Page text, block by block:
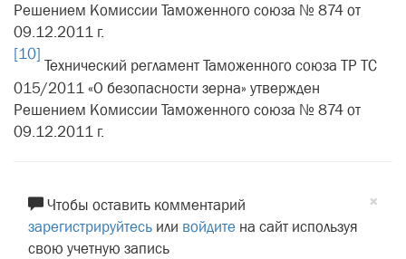
Решением Комиссии Таможенного союза № 874 от
09.12.2011 г.
[10]
Технический регламент Таможенного союза ТР ТС
015/2011 «О безопасности зерна» утвержден
Решением Комиссии Таможенного союза № 874 от
09.12.2011 г.
×
Чтобы оставить комментарий
зарегистрируйтесь или войдите на сайт используя
свою учетную запись